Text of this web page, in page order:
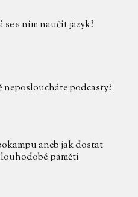
s ním naučit jazyk?
neposloucháte podcasty?
aneb jak dostat
paměti